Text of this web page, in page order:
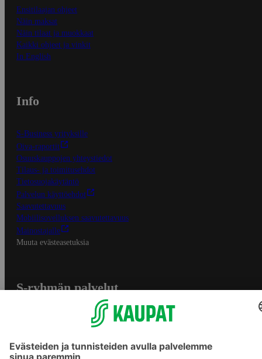
Ensitilaajan ohjeet
Näin maksat
Näin tilaat ja muokkaat
Kaikki ohjeet ja vinkit
In English
Info
S-Business yrityksille
Oiva-raportit
Osuuskauppojen yhteystiedot
Tilaus- ja toimitusehdot
Tietosuojakäytäntö
Palvelun käyttöehdot
Saavutettavuus
Mobiilisovelluksen saavutettavuus
Mainostajalle
Muuta evästeasetuksia
S-ryhmän palvelut
Yhteishyvä Ruoka -sovellus